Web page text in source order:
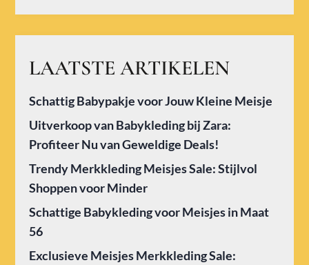
LAATSTE ARTIKELEN
Schattig Babypakje voor Jouw Kleine Meisje
Uitverkoop van Babykleding bij Zara:
Profiteer Nu van Geweldige Deals!
Trendy Merkkleding Meisjes Sale: Stijlvol
Shoppen voor Minder
Schattige Babykleding voor Meisjes in Maat
56
Exclusieve Meisjes Merkkleding Sale: